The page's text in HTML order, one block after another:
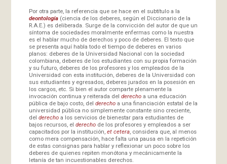
Por otra parte, la referencia que se hace en el subtítulo a la
deontología (ciencia de los deberes, según el Diccionario de la
R.A.E.) es deliberada. Surge de la convicción del autor de que un
síntoma de sociedades moralmente enfermas como la nuestra
es el hablar mucho de derechos y poco de deberes. El texto que
se presenta aquí habla todo el tiempo de deberes en varios
planos: deberes de la Universidad Nacional con la sociedad
colombiana, deberes de los estudiantes con su propia formación
y su futuro, deberes de los profesores y los empleados de la
Universidad con esta institución, deberes de la Universidad con
sus estudiantes y egresados, deberes jurados en la posesión en
los cargos, etc. Si bien el autor comparte plenamente la
invocación continua y reiterada del derecho a una educación
pública de bajo costo, del derecho a una financiación estatal de la
universidad pública no simplemente constante sino creciente,
del derecho a los servicios de bienestar para estudiantes de
bajos recursos, el derecho de los profesores y empleados a ser
capacitados por la institución, et cetera, considera que, al menos
como mera compensación, hace falta una pausa en la repetición
de estas consignas para hablar y reflexionar un poco sobre los
deberes de quienes repiten monótona y mecánicamente la
letanía de tan incuestionables derechos.